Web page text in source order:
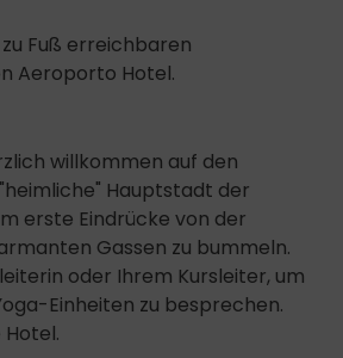
Fuß erreichbaren
Aeroporto Hotel.
willkommen auf den
Hauptstadt der
erste Eindrücke von der
Gassen zu bummeln.
oder Ihrem Kursleiter, um
Einheiten zu besprechen.